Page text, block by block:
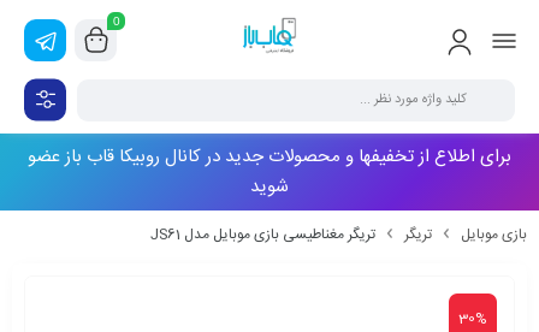
0
برای اطلاع از تخفیفها و محصولات جدید در کانال روبیکا قاب باز عضو
شوید
بازی موبایل تریگر تریگر مغناطیسی بازی موبایل مدل JS61
30%